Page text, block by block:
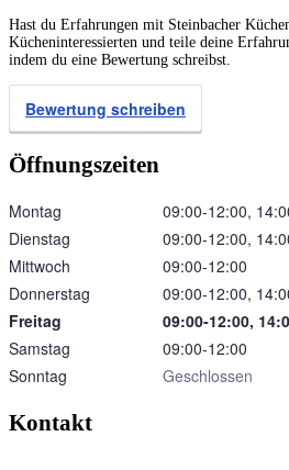
Hast du Erfahrungen mit Steinbacher
Kücheninteressierten und teile deine
indem du eine Bewertung schreibst.
Bewertung schreiben
Öffnungszeiten
Montag
09:00‑12:00,
Dienstag
09:00‑12:00,
Mittwoch
09:00‑12:00
Donnerstag
09:00‑12:00,
Freitag
09:00‑12:00,
Samstag
09:00‑12:00
Sonntag
Geschlossen
Kontakt